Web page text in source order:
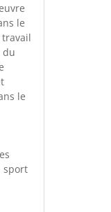
le
du
le
sport